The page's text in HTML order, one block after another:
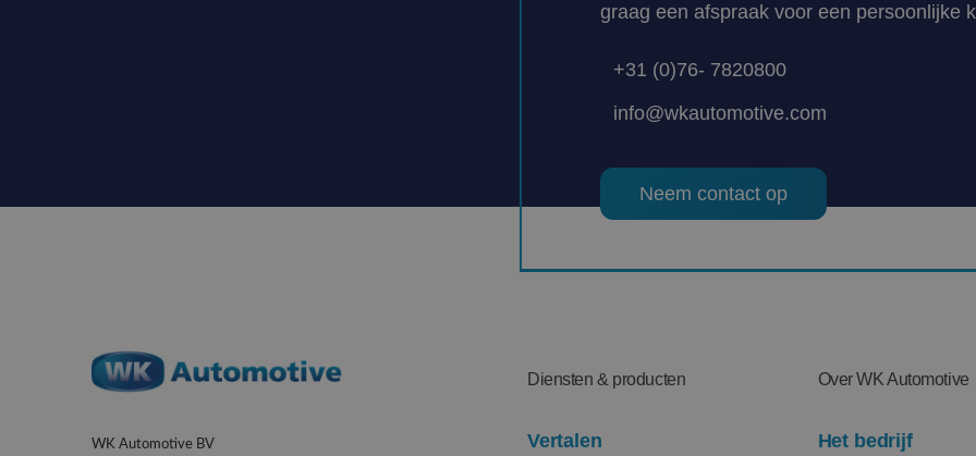
graag een afspraak voor een persoonlijke
+31 (0)76- 7820800
info@wkautomotive.com
Neem contact op
WK Automotive BV
Diensten & producten
Vertalen
Over WK Automotive
Het bedrijf